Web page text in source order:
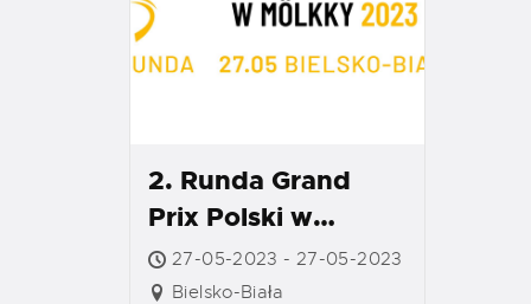
2. Runda Grand
Prix Polski w
Mölkky 2023 –
Bielsko-Biała
27-05-2023 - 27-05-2023
Bielsko-Biała